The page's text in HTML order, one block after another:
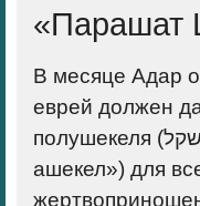
«Парашат
В месяце Адар
еврей должен
полушекеля (מחצית השקל — «махацит
ашекел») для